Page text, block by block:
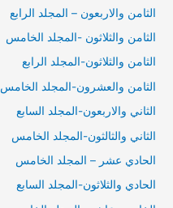
الثامن والاربعون – المجلد الرابع
الثامن والثلاثون -المجلد الخامس
الثامن والثلاثون-المجلد الرابع
الثامن والعشرون-المجلد الخامس
الثاني والاربعون-المجلد السابع
الثاني والثالثون-المجلد الخامس
الحادي عشر – المجلد الخامس
الحادي والثلاثون-المجلد السابع